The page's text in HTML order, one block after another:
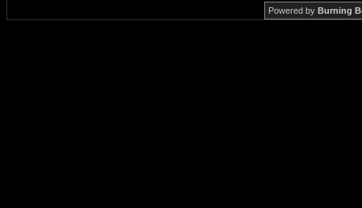
Powered by Burning